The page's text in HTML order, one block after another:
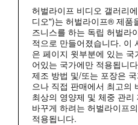
허벌라이프 비디오 갤러리
디오")는 허벌라이프® 제품
즈니스를 하는 독립 허벌라
적으로 만들어졌습니다. 이
은 페이지 윗부분에 있는
어있는 국가에만 적용됩니
제조 방법 및/또는 포장은
으나 직접 판매에서 최고의
최상의 영양제 및 체중 관
바꾸게 하려는 허벌라이프
적용됩니다.
매일 조금씩 젊어지는 시니어 저속노
저속노화 루틴 | 시니어 편
허벌라이프 피트니스